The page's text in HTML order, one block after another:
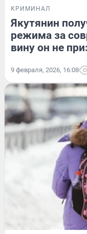
КРИМИНАЛ
Якутянин
режима за
вину он не
9 февраля, 2026, 16:08